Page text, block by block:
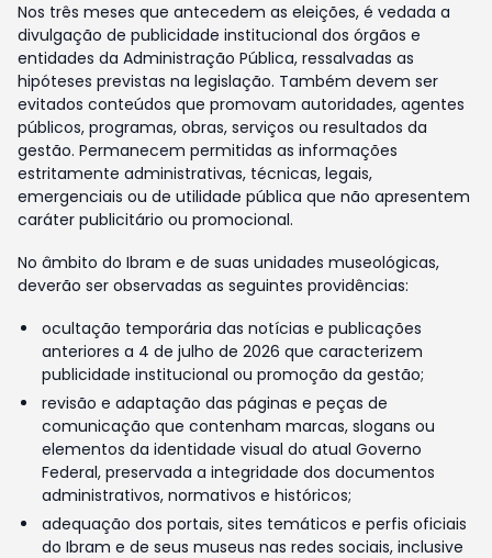
Nos três meses que antecedem as eleições, é vedada a
divulgação de publicidade institucional dos órgãos e
entidades da Administração Pública, ressalvadas as
hipóteses previstas na legislação. Também devem ser
evitados conteúdos que promovam autoridades, agentes
públicos, programas, obras, serviços ou resultados da
gestão. Permanecem permitidas as informações
estritamente administrativas, técnicas, legais,
emergenciais ou de utilidade pública que não apresentem
caráter publicitário ou promocional.
No âmbito do Ibram e de suas unidades museológicas,
deverão ser observadas as seguintes providências:
ocultação temporária das notícias e publicações
anteriores a 4 de julho de 2026 que caracterizem
publicidade institucional ou promoção da gestão;
revisão e adaptação das páginas e peças de
comunicação que contenham marcas, slogans ou
elementos da identidade visual do atual Governo
Federal, preservada a integridade dos documentos
administrativos, normativos e históricos;
adequação dos portais, sites temáticos e perfis oficiais
do Ibram e de seus museus nas redes sociais, inclusive